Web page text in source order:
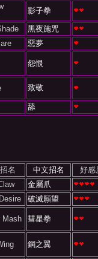
影子拳
黑夜施咒
惡夢
怨恨
致敬
舔
名 中文招名
好感
金屬爪
破滅願望
Mash 彗星拳
鋼之翼